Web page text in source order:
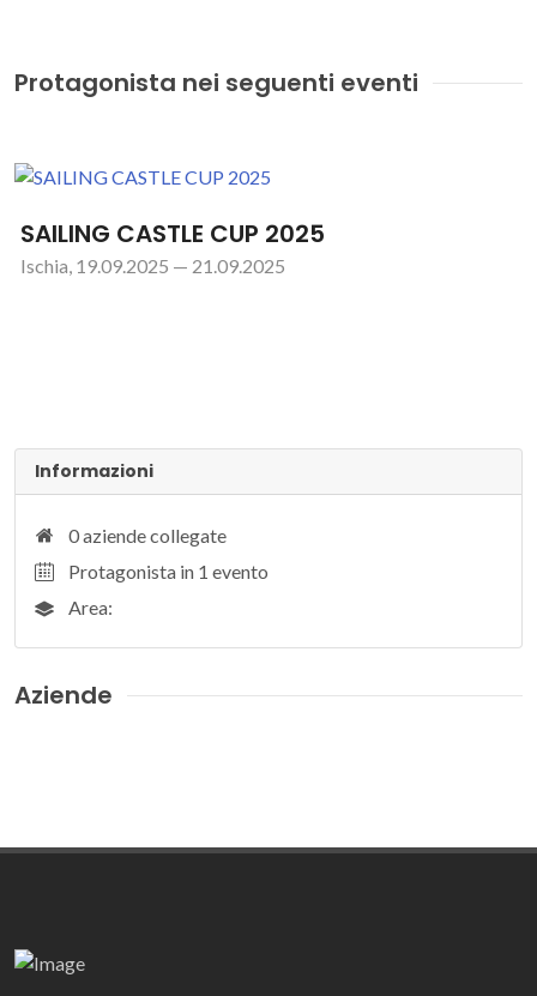
Protagonista nei seguenti eventi
SAILING CASTLE CUP 2025
Ischia, 19.09.2025 — 21.09.2025
Informazioni
0 aziende collegate
Protagonista in 1 evento
Area:
Aziende